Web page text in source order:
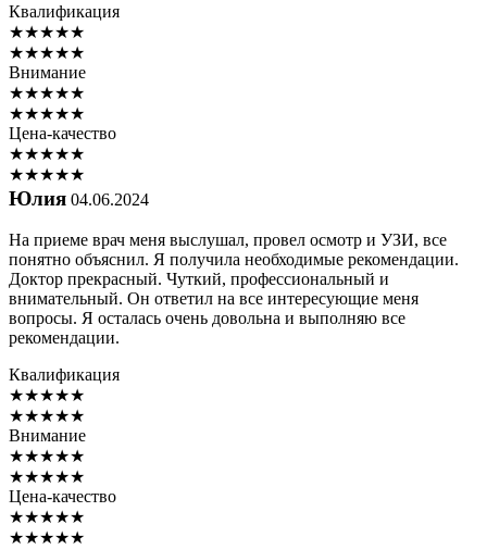
Квалификация
★★★★★
★★★★★
Внимание
★★★★★
★★★★★
Цена-качество
★★★★★
★★★★★
Юлия 04.06.2024
На приеме врач меня выслушал, провел осмотр и УЗИ, все
понятно объяснил. Я получила необходимые рекомендации.
Доктор прекрасный. Чуткий, профессиональный и
внимательный. Он ответил на все интересующие меня
вопросы. Я осталась очень довольна и выполняю все
рекомендации.
Квалификация
★★★★★
★★★★★
Внимание
★★★★★
★★★★★
Цена-качество
★★★★★
★★★★★